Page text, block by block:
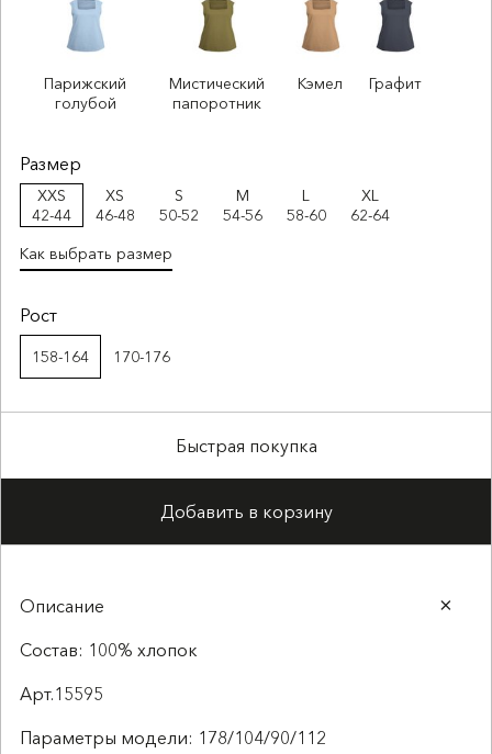
Парижский
голубой
Мистический
папоротник
Кэмел Графит
Размер
XXS
42-44
XS
46-48
S
50-52
M
54-56
L
58-60
XL
62-64
Как выбрать размер
Рост
158-164 170-176
Быстрая покупка
Добавить в корзину
Описание
Состав: 100% хлопок
Арт.15595
Параметры модели: 178/104/90/112